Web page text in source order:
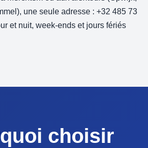
une seule adresse : +32 485 73
et nuit, week-ends et jours fériés
choisir